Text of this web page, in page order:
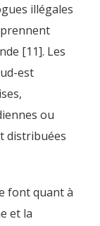
illégales
[11]. Les
est
ou
distribuées
font quant à
et la